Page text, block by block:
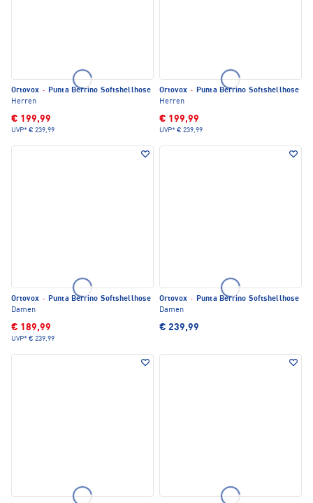
Ortovox · Punta Berrino Softshellhose
Herren
€ 199,99
UVP* € 239,99
Ortovox · Punta Berrino Softshellhose
Herren
€ 199,99
UVP* € 239,99
Ortovox · Punta Berrino Softshellhose
Damen
€ 189,99
UVP* € 239,99
Ortovox · Punta Berrino Softshellhose
Damen
€ 239,99